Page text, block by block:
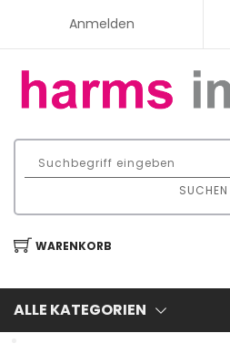
Anmelden
SUCHEN
WARENKORB
ALLE KATEGORIEN